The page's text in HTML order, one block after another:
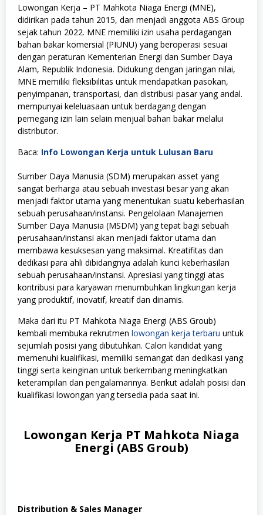
Lowongan Kerja – PT Mahkota Niaga Energi (MNE),
didirikan pada tahun 2015, dan menjadi anggota ABS Group
sejak tahun 2022. MNE memiliki izin usaha perdagangan
bahan bakar komersial (PIUNU) yang beroperasi sesuai
dengan peraturan Kementerian Energi dan Sumber Daya
Alam, Republik Indonesia. Didukung dengan jaringan nilai,
MNE memiliki fleksibilitas untuk mendapatkan pasokan,
penyimpanan, transportasi, dan distribusi pasar yang andal.
mempunyai keleluasaan untuk berdagang dengan
pemegang izin lain selain menjual bahan bakar melalui
distributor.
Baca: Info Lowongan Kerja untuk Lulusan Baru
Sumber Daya Manusia (SDM) merupakan asset yang
sangat berharga atau sebuah investasi besar yang akan
menjadi faktor utama yang menentukan suatu keberhasilan
sebuah perusahaan/instansi. Pengelolaan Manajemen
Sumber Daya Manusia (MSDM) yang tepat bagi sebuah
perusahaan/instansi akan menjadi faktor utama dan
membawa kesuksesan yang maksimal. Kreatifitas dan
dedikasi para ahli dibidangnya adalah kunci keberhasilan
sebuah perusahaan/instansi. Apresiasi yang tinggi atas
kontribusi para karyawan menumbuhkan lingkungan kerja
yang produktif, inovatif, kreatif dan dinamis.
Maka dari itu PT Mahkota Niaga Energi (ABS Groub)
kembali membuka rekrutmen lowongan kerja terbaru untuk
sejumlah posisi yang dibutuhkan. Calon kandidat yang
memenuhi kualifikasi, memiliki semangat dan dedikasi yang
tinggi serta keinginan untuk berkembang meningkatkan
keterampilan dan pengalamannya. Berikut adalah posisi dan
kualifikasi lowongan yang tersedia pada saat ini.
Lowongan Kerja PT Mahkota Niaga
Energi (ABS Groub)
Distribution & Sales Manager